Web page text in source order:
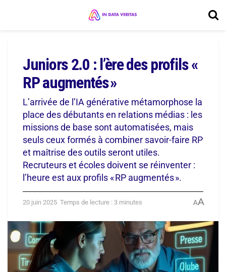
Juniors 2.0 : l’ère des profils «
RP augmentés »
L’arrivée de l’IA générative métamorphose la
place des débutants en relations médias : les
missions de base sont automatisées, mais
seuls ceux formés à combiner savoir-faire RP
et maîtrise des outils seront utiles.
Recruteurs et écoles doivent se réinventer :
l’heure est aux profils « RP augmentés ».
20 juin 2025 Temps de lecture : 3 minutes AA